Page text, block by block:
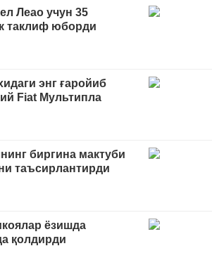
Леао учун 35
таклиф юборди
энг ғаройиб
Fiat Мультипла
биргина мактуби
таъсирлантирди
ёзишда
қолдирди